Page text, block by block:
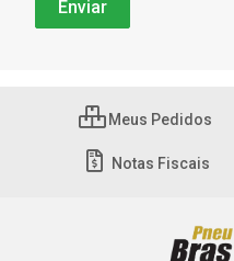
Meus Pedidos
Notas Fiscais